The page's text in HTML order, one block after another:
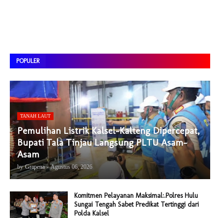
POPULER
TANAH LAUT
Pemulihan Listrik Kalsel-Kalteng Dipercepat,
Bupati Tala Tinjau Langsung PLTU Asam-
Asam
by Grapena - Agustus 06, 2026
Komitmen Pelayanan Maksimal:.Polres Hulu
Sungai Tengah Sabet Predikat Tertinggi dari
Polda Kalsel